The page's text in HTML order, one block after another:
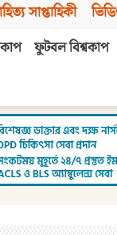
সাপ্তাহিকী
ফুটবল বিশ্বকাপ